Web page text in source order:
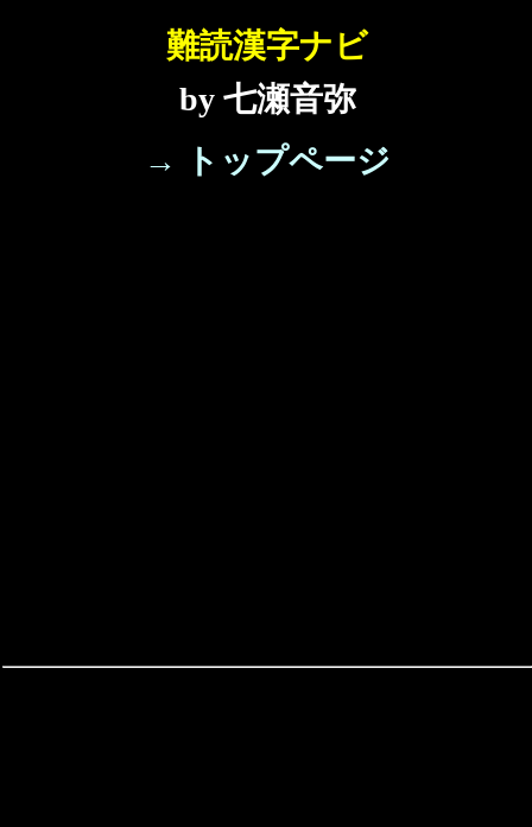
難読漢字ナビ
by 七瀬音弥
→ トップページ